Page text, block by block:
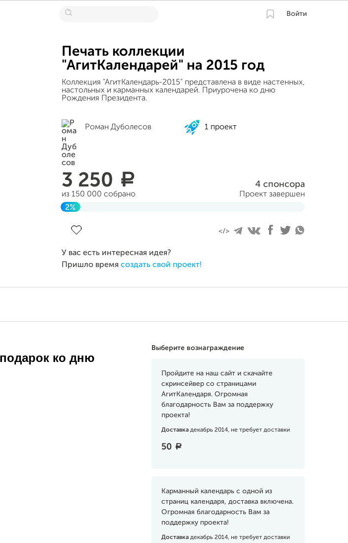
Войти
Печать коллекции
"АгитКалендарей" на 2015 год
Коллекция "АгитКалендарь-2015" представлена в виде настенных,
настольных и карманных календарей. Приурочена ко дню
Рождения Президента.
Роман Дуболесов 1 проект
3 250 a
из 150 000 собрано
4 спонсора
Проект завершен
2%
У вас есть интересная идея?
Пришло время создать свой проект!
Выберите вознаграждение
Пройдите на наш сайт и скачайте
скринсейвер со страницами
АгитКалендаря. Огромная
благодарность Вам за поддержку
проекта!
Доставка декабрь 2014, не требует доставки
50 a
Карманный календарь с одной из
страниц календаря, доставка включена.
Огромная благодарность Вам за
поддержку проекта!
Доставка декабрь 2014, не требует доставки
ко дню